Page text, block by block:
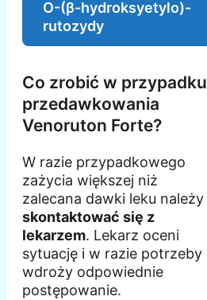
O-(β-hydroksyetylo)-
rutozydy
Co zrobić w przypadku
przedawkowania
Venoruton Forte?
W razie przypadkowego
zażycia większej niż
zalecana dawki leku należy
skontaktować się z
lekarzem. Lekarz oceni
sytuację i w razie potrzeby
wdroży odpowiednie
postępowanie.